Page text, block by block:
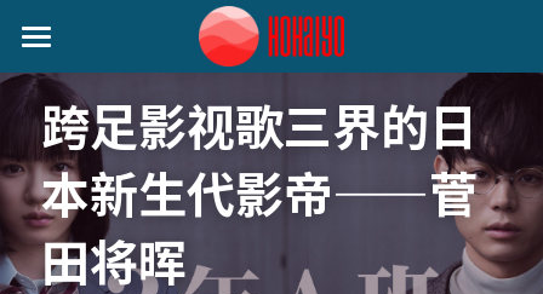
首页
日本动态
音乐类
娱乐类
艺人动态
小野丽莎 (Lisa Ono)
关注我们
跨足影视歌三界的日
本新生代影帝——菅
田将晖